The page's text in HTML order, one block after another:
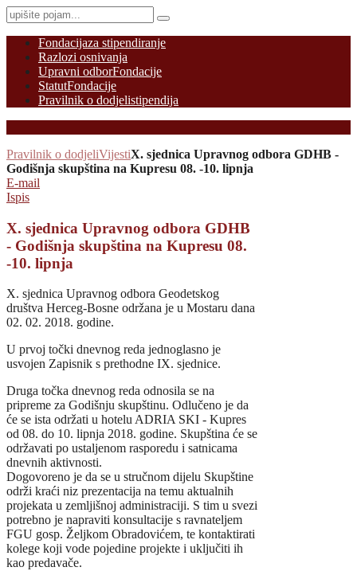
Fondacijaza stipendiranje
Razlozi osnivanja
Upravni odborFondacije
StatutFondacije
Pravilnik o dodjelistipendija
Pravilnik o dodjeliVijestiX. sjednica Upravnog odbora GDHB -
Godišnja skupština na Kupresu 08. -10. lipnja
E-mail
Ispis
X. sjednica Upravnog odbora GDHB
- Godišnja skupština na Kupresu 08.
-10. lipnja
X. sjednica Upravnog odbora Geodetskog
društva Herceg-Bosne održana je u Mostaru dana
02. 02. 2018. godine.
U prvoj točki dnevnog reda jednoglasno je
usvojen Zapisnik s prethodne IX. sjednice.
Druga točka dnevnog reda odnosila se na
pripreme za Godišnju skupštinu. Odlučeno je da
će se ista održati u hotelu ADRIA SKI - Kupres
od 08. do 10. lipnja 2018. godine. Skupština će se
održavati po ustaljenom rasporedu i satnicama
dnevnih aktivnosti.
Dogovoreno je da se u stručnom dijelu Skupštine
održi kraći niz prezentacija na temu aktualnih
projekata u zemljišnoj administraciji. S tim u svezi
potrebno je napraviti konsultacije s ravnateljem
FGU gosp. Željkom Obradovićem, te kontaktirati
kolege koji vode pojedine projekte i uključiti ih
kao predavače.